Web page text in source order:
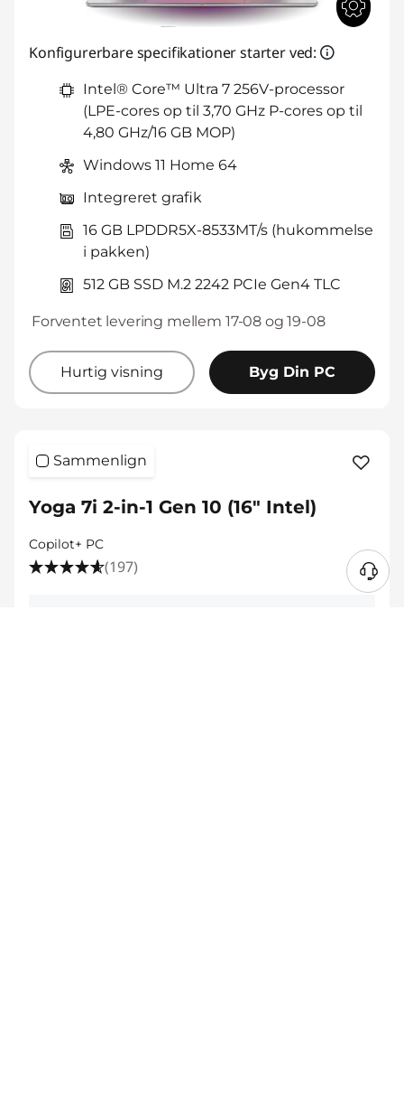
Konfigurerbare specifikationer starter ved:
Intel® Core™ Ultra 7 256V-processor
(LPE-cores op til 3,70 GHz P-cores op til
4,80 GHz/16 GB MOP)
Windows 11 Home 64
Integreret grafik
16 GB LPDDR5X-8533MT/s (hukommelse
i pakken)
512 GB SSD M.2 2242 PCIe Gen4 TLC
Forventet levering mellem 17-08 og 19-08
Hurtig visning Byg Din PC
Sammenlign
Yoga 7i 2-in-1 Gen 10 (16" Intel)
Copilot+ PC
(197)